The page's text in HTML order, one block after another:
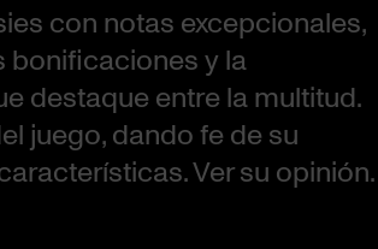
con notas excepcionales,
bonificaciones y la
destaque entre la multitud.
juego, dando fe de su
Ver su opinión.